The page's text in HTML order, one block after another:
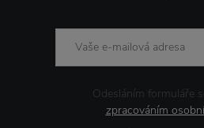
Odesláním formuláře
zpracováním